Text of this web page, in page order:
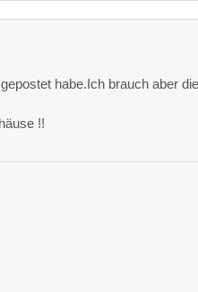
habe.Ich brauch aber
!!